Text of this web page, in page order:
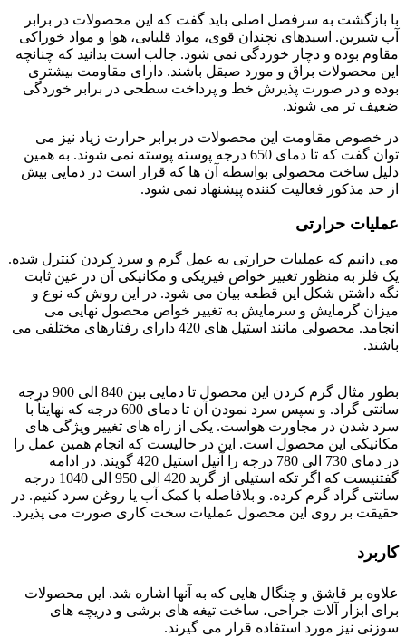
با بازگشت به سرفصل اصلی باید گفت که این محصولات در برابر
آب شیرین. اسیدهای نچندان قوی، مواد قلیایی، هوا و مواد خوراکی
مقاوم بوده و دچار خوردگی نمی شود. جالب است بدانید که چنانچه
این محصولات براق و مورد صیقل باشند. دارای مقاومت بیشتری
بوده و در صورت پذیرش خط و پرداخت سطحی در برابر خوردگی
ضعیف تر می شوند.
در خصوص مقاومت این محصولات در برابر حرارت زیاد نیز می
توان گفت که تا دمای 650 درجه پوسته پوسته نمی شوند. به همین
دلیل ساخت محصولی بواسطه آن ها که قرار است در دمایی بیش
از حد مذکور فعالیت کننده پیشنهاد نمی شود.
عملیات حرارتی
می دانیم که عملیات حرارتی به عمل گرم و سرد کردن کنترل شده.
یک فلز به منظور تغییر خواص فیزیکی و مکانیکی آن در عین ثابت
نگه داشتن شکل این قطعه بیان می شود. در این روش که نوع و
میزان گرمایش و سرمایش به تغییر خواص محصول نهایی می
انجامد. محصولی مانند استیل های 420 دارای رفتارهای مختلفی می
باشند.
بطور مثال گرم کردن این محصول تا دمایی بین 840 الی 900 درجه
سانتی گراد. و سپس سرد نمودن آن تا دمای 600 درجه که نهایتاً با
سرد شدن در مجاورت هواست. یکی از راه های تغییر ویژگی های
مکانیکی این محصول است. این در حالیست که انجام همین عمل را
در دمای 730 الی 780 درجه را آنیل استیل 420 گویند. در ادامه
گفتنیست که اگر تکه استیلی از گرید 420 الی 950 الی 1040 درجه
سانتی گراد گرم کرده. و بلافاصله با کمک آب یا روغن سرد کنیم. در
حقیقت بر روی این محصول عملیات سخت کاری صورت می پذیرد.
کاربرد
علاوه بر قاشق و چنگال هایی که به آنها اشاره شد. این محصولات
برای ابزار آلات جراحی، ساخت تیغه های برشی و دریچه های
سوزنی نیز مورد استفاده قرار می گیرند.